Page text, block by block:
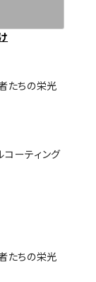
たちの栄光
ーティング
たちの栄光